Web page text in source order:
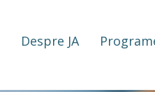
Despre JA